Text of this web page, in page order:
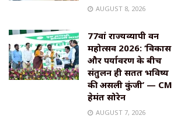
AUGUST 8, 2026
77वां राज्यव्यापी वन
महोत्सव 2026: ‘विकास
और पर्यावरण के बीच
संतुलन ही सतत भविष्य
की असली कुंजी’ — CM
हेमंत सोरेन
AUGUST 7, 2026